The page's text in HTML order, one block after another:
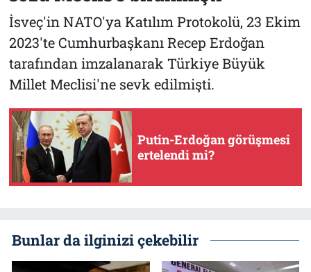
İsveç'in NATO'ya Katılım Protokolü, 23 Ekim
2023'te Cumhurbaşkanı Recep Erdoğan
tarafından imzalanarak Türkiye Büyük
Millet Meclisi'ne sevk edilmişti.
Putin-Erdoğan görüşmesi
ertelendi mi?
Bunlar da ilginizi çekebilir